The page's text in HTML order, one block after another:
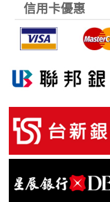
信用卡優惠